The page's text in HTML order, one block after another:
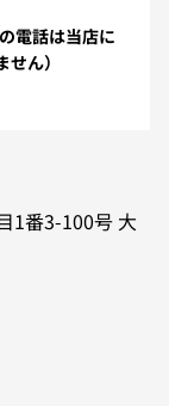
電話は当店に
ん）
1番3-100号 大